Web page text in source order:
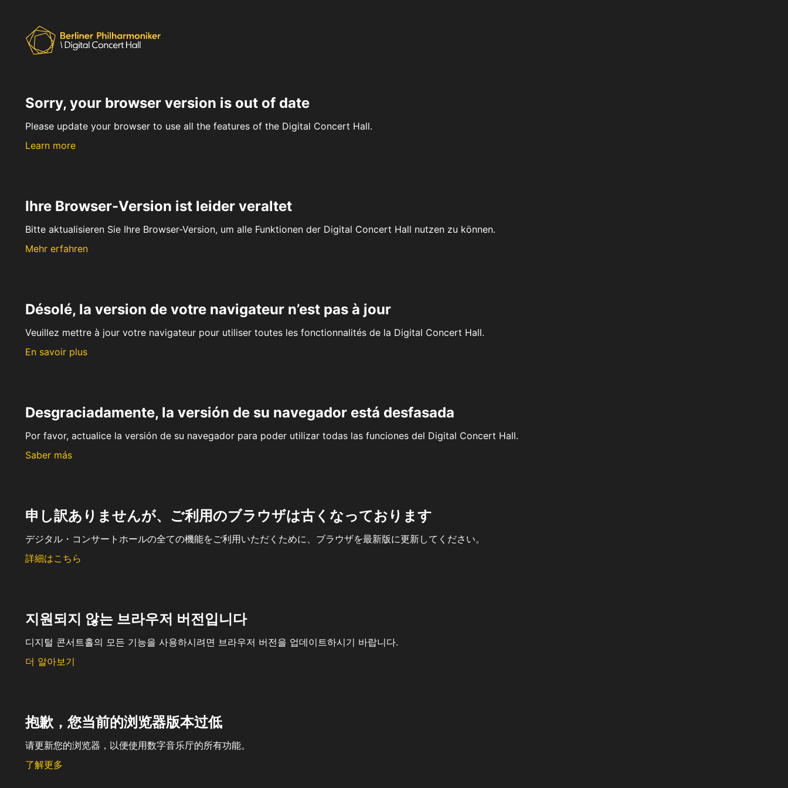
Sorry, your browser version is out of date
Please update your browser to use all the features of the Digital Concert Hall.
Learn more
Ihre Browser-Version ist leider veraltet
Bitte aktualisieren Sie Ihre Browser-Version, um alle Funktionen der Digital Concert Hall nutzen zu können.
Mehr erfahren
Désolé, la version de votre navigateur n’est pas à jour
Veuillez mettre à jour votre navigateur pour utiliser toutes les fonctionnalités de la Digital Concert Hall.
En savoir plus
Desgraciadamente, la versión de su navegador está desfasada
Por favor, actualice la versión de su navegador para poder utilizar todas las funciones del Digital Concert Hall.
Saber más
申し訳ありませんが、ご利用のブラウザは古くなっております
デジタル・コンサートホールの全ての機能をご利用いただくために、ブラウザを最新版に更新してください。
詳細はこちら
지원되지 않는 브라우저 버전입니다
디지털 콘서트홀의 모든 기능을 사용하시려면 브라우저 버전을 업데이트하시기 바랍니다.
더 알아보기
抱歉，您当前的浏览器版本过低
请更新您的浏览器，以便使用数字音乐厅的所有功能。
了解更多